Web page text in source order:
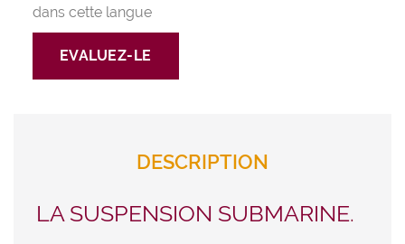
dans cette langue
EVALUEZ-LE
DESCRIPTION
LA SUSPENSION SUBMARINE.